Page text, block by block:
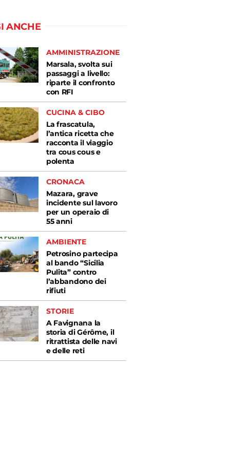
ANCHE
AMMINISTRAZIONE
Marsala, svolta sui
passaggi a livello:
riparte il confronto
con RFI
CUCINA & CIBO
La frascatula,
l’antica ricetta che
racconta il viaggio
tra cous cous e
polenta
CRONACA
Mazara, grave
incidente sul lavoro
per un operaio di
55 anni
AMBIENTE
Petrosino partecipa
al bando “Sicilia
Pulita” contro
l’abbandono dei
rifiuti
STORIE
A Favignana la
storia di Gérôme, il
ritrattista delle navi
e delle reti